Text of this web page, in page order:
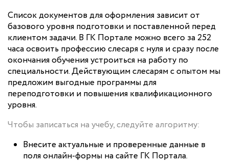
Список документов для оформления зависит от
базового уровня подготовки и поставленной перед
клиентом задачи. В ГК Портале можно всего за 252
часа освоить профессию слесаря с нуля и сразу после
окончания обучения устроиться на работу по
специальности. Действующим слесарям с опытом мы
предложим выгодные программы для
переподготовки и повышения квалификационного
уровня.
Чтобы записаться на учебу, следуйте алгоритму:
Внесите актуальные и проверенные данные в
поля онлайн-формы на сайте ГК Портала.